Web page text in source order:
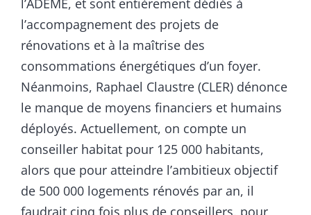
l’ADEME, et sont entièrement dédiés à
l’accompagnement des projets de
rénovations et à la maîtrise des
consommations énergétiques d’un foyer.
Néanmoins, Raphael Claustre (CLER) dénonce
le manque de moyens financiers et humains
déployés. Actuellement, on compte un
conseiller habitat pour 125 000 habitants,
alors que pour atteindre l’ambitieux objectif
de 500 000 logements rénovés par an, il